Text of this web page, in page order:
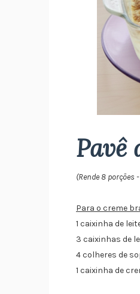
Pavê
(Rende 8 porções
Para o creme
1 caixinha de
3 caixinhas de
4 colheres de
1 caixinha de